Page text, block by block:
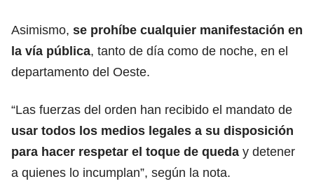
Asimismo, se prohíbe cualquier manifestación en
la vía pública, tanto de día como de noche, en el
departamento del Oeste.
“Las fuerzas del orden han recibido el mandato de
usar todos los medios legales a su disposición
para hacer respetar el toque de queda y detener
a quienes lo incumplan”, según la nota.